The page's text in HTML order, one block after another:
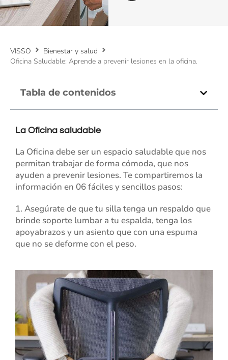
VISSO
Bienestar y salud
Oficina Saludable: Aprende a prevenir lesiones en la oficina.
Tabla de contenidos
La Oficina saludable
La Oficina debe ser un espacio saludable que nos
permitan trabajar de forma cómoda, que nos
ayuden a prevenir lesiones. Te compartiremos la
información en 06 fáciles y sencillos pasos:
1. Asegúrate de que tu silla tenga un respaldo que
brinde soporte lumbar a tu espalda, tenga los
apoyabrazos y un asiento que con una espuma
que no se deforme con el peso.